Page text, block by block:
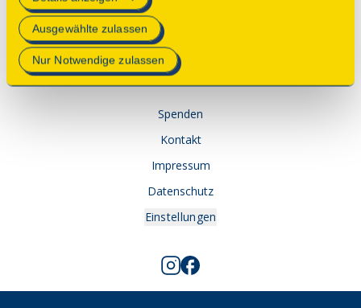
Mehr Informationen finden Sie in unserer
Datenschutzerklärung.
Ausgewählte zulassen
Nur Notwendige zulassen
© 2025 Deutsche Stiftung Denkmalschutz • Schlegelstraße
1 • 53113 Bonn
Spenden
Kontakt
Impressum
Datenschutz
Einstellungen